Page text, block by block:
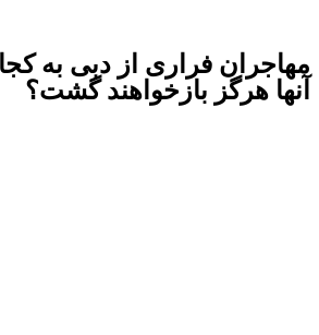
مهاجران فراری از دبی به
آنها هرگز بازخواهند گشت؟